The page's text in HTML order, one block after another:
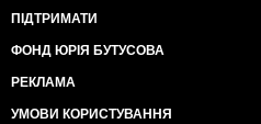
ПІДТРИМАТИ
ФОНД ЮРІЯ БУТУСОВА
РЕКЛАМА
УМОВИ КОРИСТУВАННЯ